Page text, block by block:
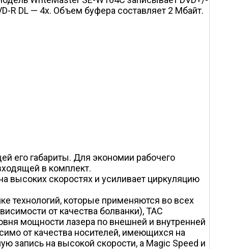
R DL — 4х. Объем буфера составляет 2 Мбайт.
его габариты. Для экономии рабочего
в комплект.
высоких скоростях и усиливает циркуляцию
технологий, которые применяются во всех
от качества болванки), TAC
мощности лазера по внешней и внутренней
от качества носителей, имеющихся на
запись на высокой скорости, а Magic Speed и